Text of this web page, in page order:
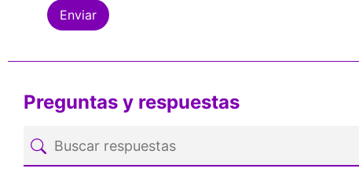
Preguntas y respuestas